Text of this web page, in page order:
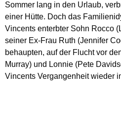
Sommer lang in den Urlaub,
einer Hütte. Doch das
Vincents enterbter Sohn Rocco
seiner Ex-Frau Ruth (Jennifer
behaupten, auf der Flucht vor
Murray) und Lonnie (Pete
Vincents Vergangenheit wieder